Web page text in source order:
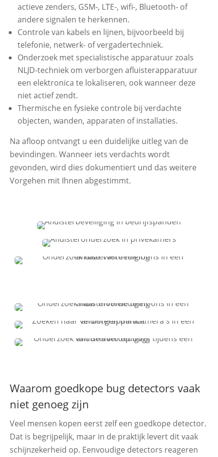
actieve zenders, GSM-, LTE-, wifi-, Bluetooth- of
andere signalen te herkennen.
Controle van kabels en lijnen, bijvoorbeeld bij
telefonie, netwerk- of vergadertechniek.
Onderzoek met specialistische apparatuur zoals
NLJD-techniek om verborgen afluisterapparatuur
een elektronica te lokaliseren, ook wanneer deze
niet actief zendt.
Thermische en fysieke controle bij verdachte
objecten, wanden, apparaten of installaties.
Na afloop ontvangt u een duidelijke uitleg van de
bevindingen. Wanneer iets verdachts wordt
gevonden, wird dies dokumentiert und das weitere
Vorgehen mit Ihnen abgestimmt.
Waarom goedkope bug detectors vaak
niet genoeg zijn
Veel mensen kopen eerst zelf een goedkope detector.
Dat is begrijpelijk, maar in de praktijk levert dit vaak
schijnzekerheid op. Eenvoudige detectors reageren